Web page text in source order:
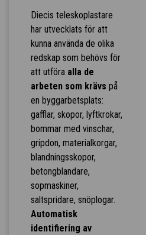
Diecis teleskoplastare
har utvecklats för att
kunna använda de olika
redskap som behövs för
att utföra alla de
arbeten som krävs på
en byggarbetsplats:
gafflar, skopor, lyftkrokar,
bommar med vinschar,
gripdon, materialkorgar,
blandningsskopor,
betongblandare,
sopmaskiner,
saltspridare, snöplogar.
Automatisk
identifiering av